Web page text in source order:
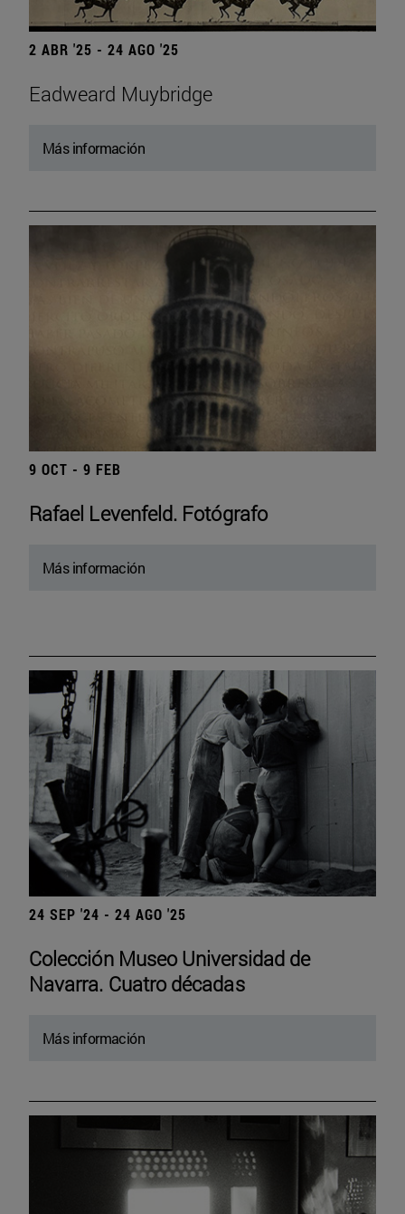
2 ABR '25 - 24 AGO '25
Eadweard Muybridge
Más información
9 OCT - 9 FEB
Rafael Levenfeld. Fotógrafo
Más información
24 SEP '24 - 24 AGO '25
Colección Museo Universidad de
Navarra. Cuatro décadas
Más información